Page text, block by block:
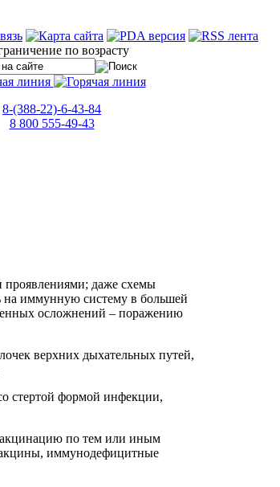
8-(388-22)-6-43-84
8 800 555-49-43
проявлениями; даже схемы
на иммунную систему в большей
осложнений – поражению
верхних дыхательных путей,
стертой формой инфекции,
по тем или иным
иммунодефицитные